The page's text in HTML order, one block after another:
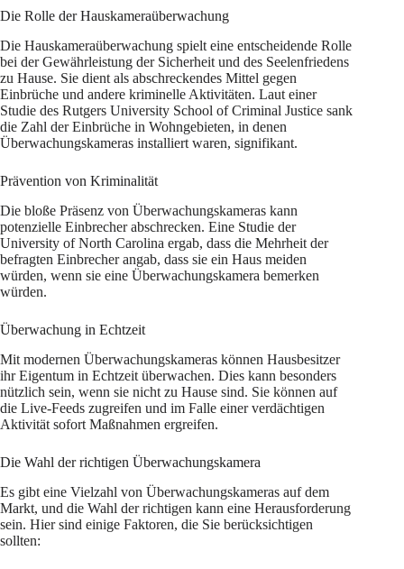
Die Rolle der Hauskameraüberwachung
Die Hauskameraüberwachung spielt eine entscheidende Rolle
bei der Gewährleistung der Sicherheit und des Seelenfriedens
zu Hause. Sie dient als abschreckendes Mittel gegen
Einbrüche und andere kriminelle Aktivitäten. Laut einer
Studie des Rutgers University School of Criminal Justice sank
die Zahl der Einbrüche in Wohngebieten, in denen
Überwachungskameras installiert waren, signifikant.
Prävention von Kriminalität
Die bloße Präsenz von Überwachungskameras kann
potenzielle Einbrecher abschrecken. Eine Studie der
University of North Carolina ergab, dass die Mehrheit der
befragten Einbrecher angab, dass sie ein Haus meiden
würden, wenn sie eine Überwachungskamera bemerken
würden.
Überwachung in Echtzeit
Mit modernen Überwachungskameras können Hausbesitzer
ihr Eigentum in Echtzeit überwachen. Dies kann besonders
nützlich sein, wenn sie nicht zu Hause sind. Sie können auf
die Live-Feeds zugreifen und im Falle einer verdächtigen
Aktivität sofort Maßnahmen ergreifen.
Die Wahl der richtigen Überwachungskamera
Es gibt eine Vielzahl von Überwachungskameras auf dem
Markt, und die Wahl der richtigen kann eine Herausforderung
sein. Hier sind einige Faktoren, die Sie berücksichtigen
sollten: